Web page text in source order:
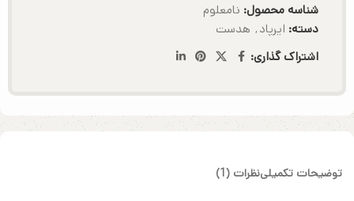
شناسه محصول: نامعلوم
دسته: ایرپاد, هدست
اشتراک گذاری:
توضیحات تکمیلینظرات (1)